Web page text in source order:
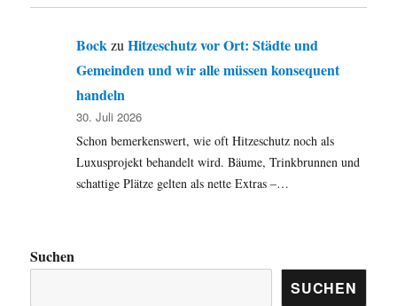
BockzuHitzeschutz vor Ort: Städte und
Gemeinden und wir alle müssen konsequent
handeln
30. Juli 2026
Schon bemerkenswert, wie oft Hitzeschutz noch als
Luxusprojekt behandelt wird. Bäume, Trinkbrunnen und
schattige Plätze gelten als nette Extras –…
Suchen
SUCHEN